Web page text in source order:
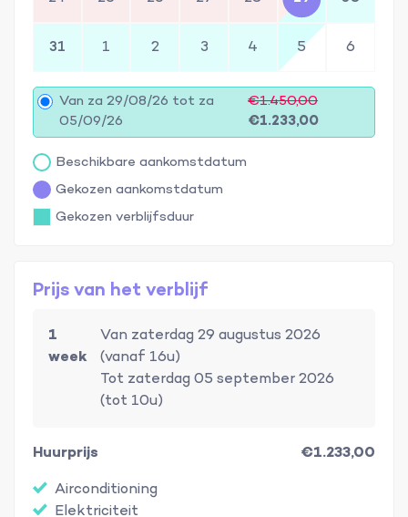
31 1 2 3 4 5 6
Van za 29/08/26 tot za
05/09/26
€1.450,00
€1.233,00
Beschikbare aankomstdatum
Gekozen aankomstdatum
Gekozen verblijfsduur
Prijs van het verblijf
1
week
Van zaterdag 29 augustus 2026
(vanaf 16u)
Tot zaterdag 05 september 2026
(tot 10u)
Huurprijs
€1.233,00
Airconditioning
Elektriciteit